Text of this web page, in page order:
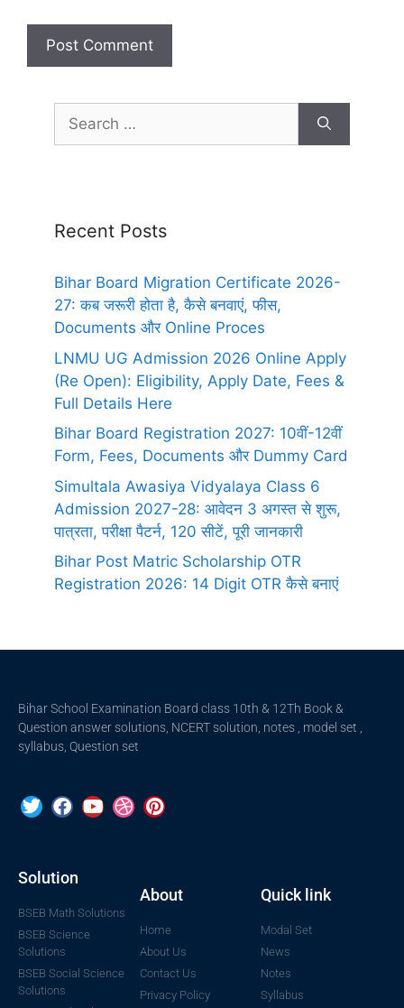
Recent Posts
Bihar Board Migration Certificate 2026-
27: कब जरूरी होता है, कैसे बनवाएं, फीस,
Documents और Online Proces
LNMU UG Admission 2026 Online Apply
(Re Open): Eligibility, Apply Date, Fees &
Full Details Here
Bihar Board Registration 2027: 10वीं-12वीं
Form, Fees, Documents और Dummy Card
Simultala Awasiya Vidyalaya Class 6
Admission 2027-28: आवेदन 3 अगस्त से शुरू,
पात्रता, परीक्षा पैटर्न, 120 सीटें, पूरी जानकारी
Bihar Post Matric Scholarship OTR
Registration 2026: 14 Digit OTR कैसे बनाएं
Bihar School Examination Board class 10th & 12Th Book &
Question answer solutions, NCERT solution, notes , model set ,
syllabus, Question set
Solution
BSEB Math Solutions
BSEB Science
Solutions
BSEB Social Science
Solutions
About
Home
About Us
Contact Us
Privacy Policy
Quick link
Modal Set
News
Notes
Syllabus